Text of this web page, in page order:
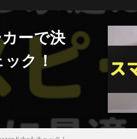
ーで決
ック！